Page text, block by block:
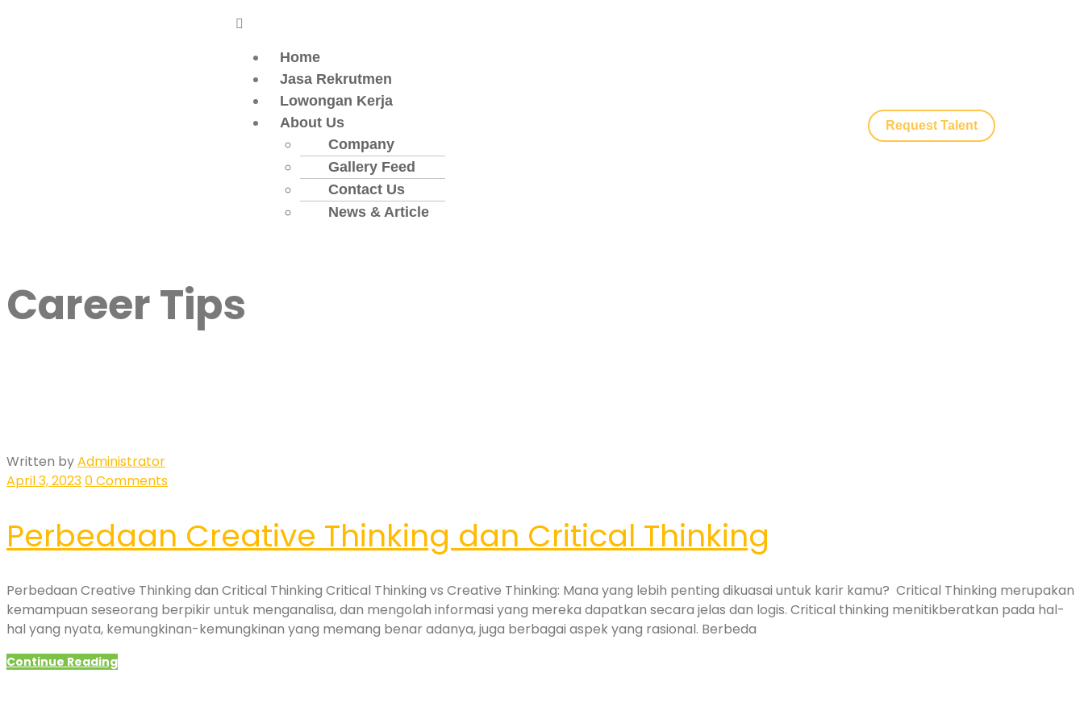
Home
Jasa Rekrutmen
Lowongan Kerja
About Us
Company
Gallery Feed
Contact Us
News & Article
Request Talent
Career Tips
Written byAdministrator
April 3, 20230 Comments
Perbedaan Creative Thinking dan Critical Thinking
Perbedaan Creative Thinking dan Critical Thinking Critical Thinking vs Creative Thinking: Mana yang lebih penting dikuasai untuk karir kamu? Critical Thinking merupakan
kemampuan seseorang berpikir untuk menganalisa, dan mengolah informasi yang mereka dapatkan secara jelas dan logis. Critical thinking menitikberatkan pada hal-
hal yang nyata, kemungkinan-kemungkinan yang memang benar adanya, juga berbagai aspek yang rasional. Berbeda
Continue Reading